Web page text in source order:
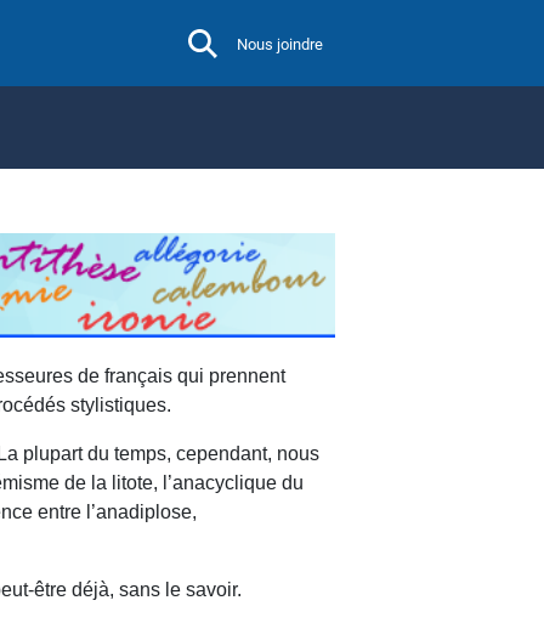
Nous joindre
de français qui prennent
stylistiques.
plupart du temps, cependant, nous
de la litote, l’anacyclique du
entre l’anadiplose,
être déjà, sans le savoir.